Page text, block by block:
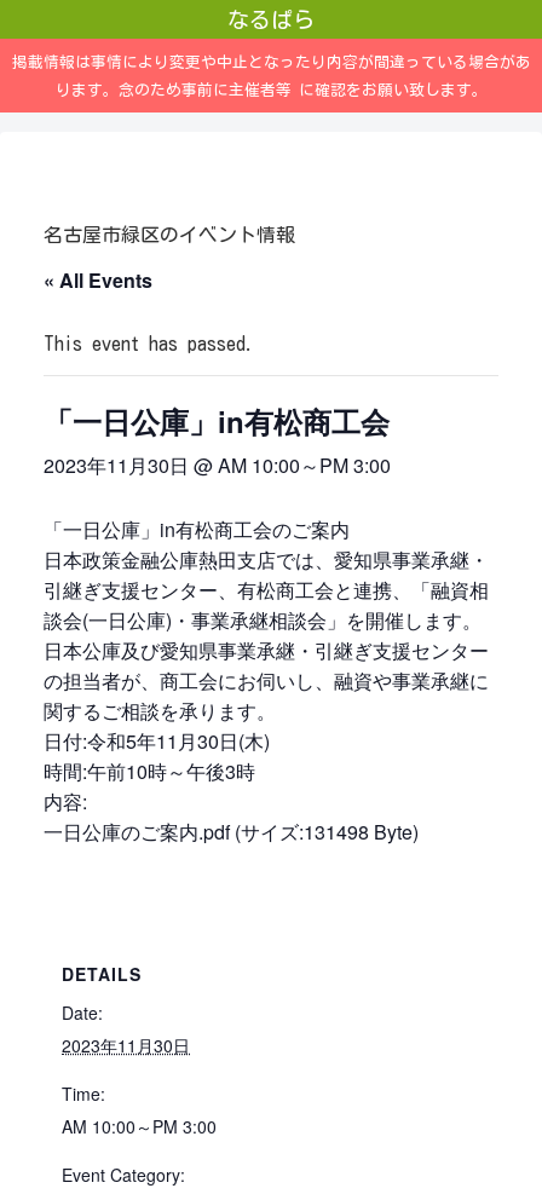
なるぱら
掲載情報は事情により変更や中止となったり内容が間違っている場合があ
ります。念のため事前に主催者等 に確認をお願い致します。
名古屋市緑区のイベント情報
« All Events
This event has passed.
「一日公庫」in有松商工会
2023年11月30日 @ AM 10:00～PM 3:00
「一日公庫」in有松商工会のご案内
日本政策金融公庫熱田支店では、愛知県事業承継・
引継ぎ支援センター、有松商工会と連携、「融資相
談会(一日公庫)・事業承継相談会」を開催します。
日本公庫及び愛知県事業承継・引継ぎ支援センター
の担当者が、商工会にお伺いし、融資や事業承継に
関するご相談を承ります。
日付:令和5年11月30日(木)
時間:午前10時～午後3時
内容:
一日公庫のご案内.pdf (サイズ:131498 Byte)
DETAILS
Date:
2023年11月30日
Time:
AM 10:00～PM 3:00
Event Category: